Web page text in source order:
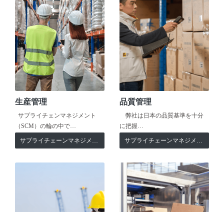
生産管理
サプライチェンマネジメント
（SCM）の輪の中で…
サプライチェーンマネジメント
品質管理
弊社は日本の品質基準を十分
に把握…
サプライチェーンマネジメント